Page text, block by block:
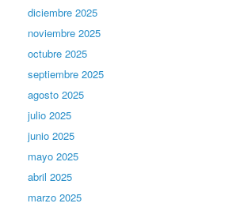
diciembre 2025
noviembre 2025
octubre 2025
septiembre 2025
agosto 2025
julio 2025
junio 2025
mayo 2025
abril 2025
marzo 2025